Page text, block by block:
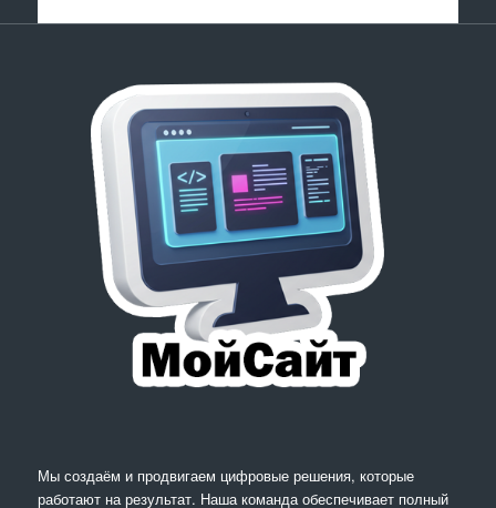
Мы создаём и продвигаем цифровые решения, которые
работают на результат. Наша команда обеспечивает полный